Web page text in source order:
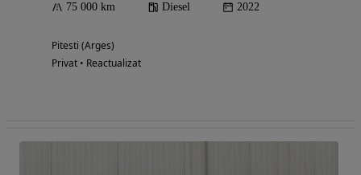
75 000 km Diesel 2022
Pitesti (Arges)
Privat • Reactualizat